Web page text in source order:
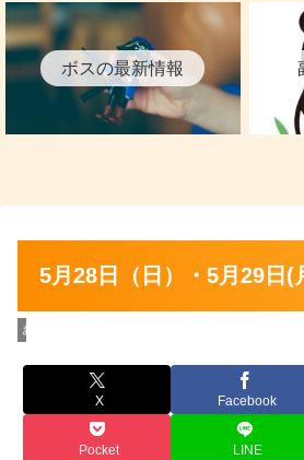
ボスの最新情報
5月28日（日）・5月29日(
お店の情報
X Facebook
Pocket LINE